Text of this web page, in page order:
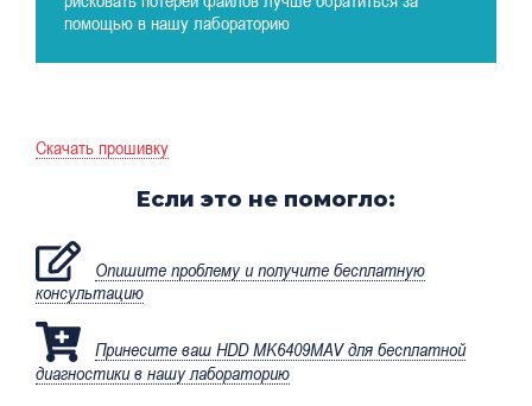
помощью в нашу лабораторию
Скачать прошивку
Если это не помогло:
Опишите проблему и получите бесплатную
консультацию
Принесите ваш HDD MK6409MAV для бесплатной
диагностики в нашу лабораторию